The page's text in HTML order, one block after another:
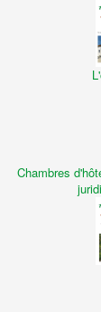
Chambres